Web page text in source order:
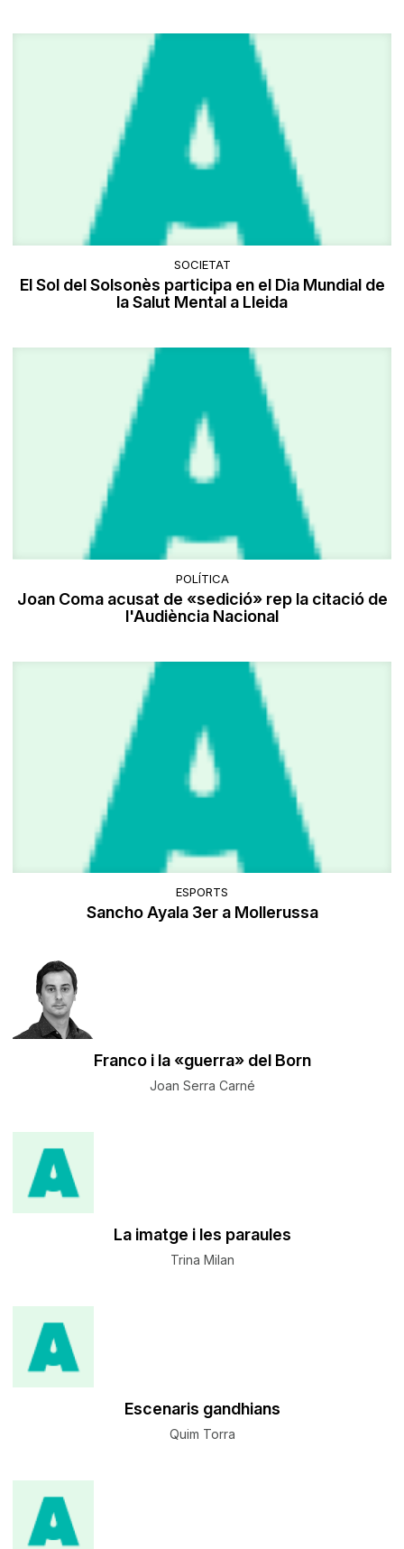
SOCIETAT
El Sol del Solsonès participa en el Dia Mundial de
la Salut Mental a Lleida
POLÍTICA
Joan Coma acusat de «sedició» rep la citació de
l'Audiència Nacional
ESPORTS
Sancho Ayala 3er a Mollerussa
Franco i la «guerra» del Born
Joan Serra Carné
La imatge i les paraules
Trina Milan
Escenaris gandhians
Quim Torra